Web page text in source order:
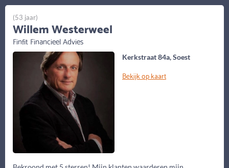
Kerkstraat 84a, Soest
Bekijk op kaart
(53 jaar)
Willem Westerweel
Finfit Financieel Advies